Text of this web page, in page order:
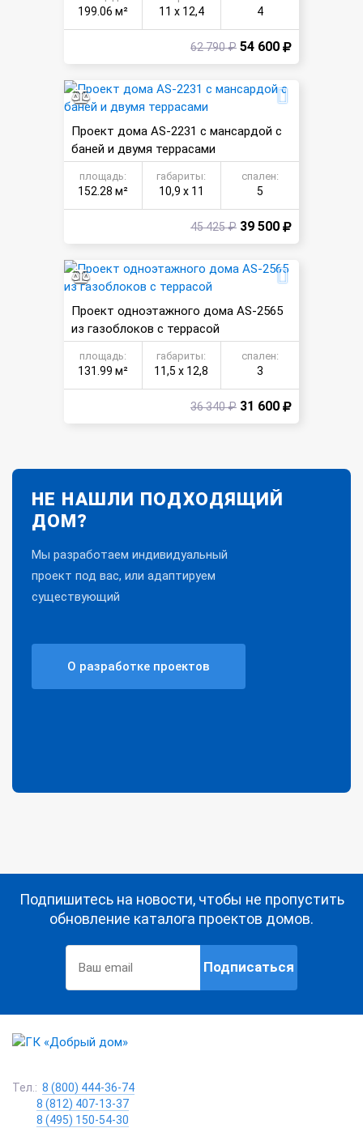
199.06 м² 11 х 12,4 4
62 790 ₽ 54 600
Проект дома AS-2231 с мансардой с
баней и двумя террасами
площадь:
152.28 м²
габариты:
10,9 х 11
спален:
5
45 425 ₽ 39 500
Проект одноэтажного дома AS-2565
из газоблоков с террасой
площадь:
131.99 м²
габариты:
11,5 х 12,8
спален:
3
36 340 ₽ 31 600
НЕ НАШЛИ ПОДХОДЯЩИЙ
ДОМ?
Мы разработаем индивидуальный
проект под вас, или адаптируем
существующий
О разработке проектов
Подпишитесь на новости, чтобы не пропустить
обновление каталога проектов домов.
Подписаться
Тел.: 8 (800) 444-36-74
8 (812) 407-13-37
8 (495) 150-54-30